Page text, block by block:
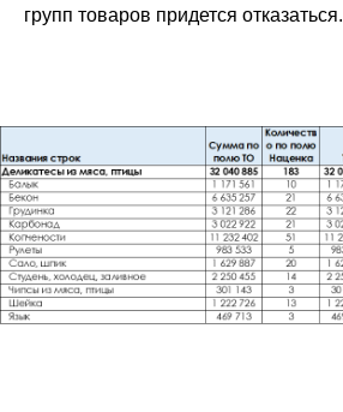
групп товаров придется отказаться.